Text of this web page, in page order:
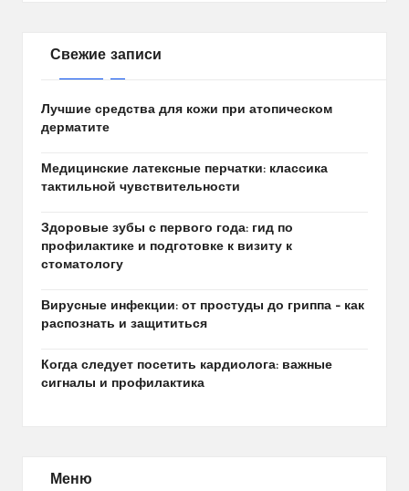
Свежие записи
Лучшие средства для кожи при атопическом
дерматите
Медицинские латексные перчатки: классика
тактильной чувствительности
Здоровые зубы с первого года: гид по
профилактике и подготовке к визиту к
стоматологу
Вирусные инфекции: от простуды до гриппа – как
распознать и защититься
Когда следует посетить кардиолога: важные
сигналы и профилактика
Меню